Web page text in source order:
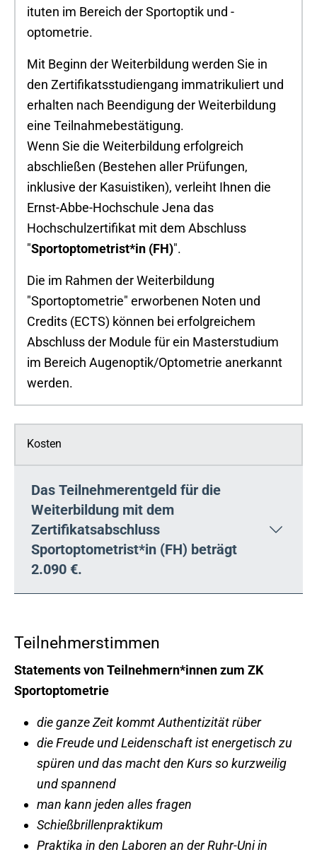
ituten im Bereich der Sportoptik und -
optometrie.
Mit Beginn der Weiterbildung werden Sie in
den Zertifikatsstudiengang immatrikuliert und
erhalten nach Beendigung der Weiterbildung
eine Teilnahmebestätigung.
Wenn Sie die Weiterbildung erfolgreich
abschließen (Bestehen aller Prüfungen,
inklusive der Kasuistiken), verleiht Ihnen die
Ernst-Abbe-Hochschule Jena das
Hochschulzertifikat mit dem Abschluss
"Sportoptometrist*in (FH)".
Die im Rahmen der Weiterbildung
"Sportoptometrie" erworbenen Noten und
Credits (ECTS) können bei erfolgreichem
Abschluss der Module für ein Masterstudium
im Bereich Augenoptik/Optometrie anerkannt
werden.
Kosten
Das Teilnehmerentgeld für die
Weiterbildung mit dem
Zertifikatsabschluss
Sportoptometrist*in (FH) beträgt
2.090 €.
Teilnehmerstimmen
Statements von Teilnehmern*innen zum ZK
Sportoptometrie
die ganze Zeit kommt Authentizität rüber
die Freude und Leidenschaft ist energetisch zu
spüren und das macht den Kurs so kurzweilig
und spannend
man kann jeden alles fragen
Schießbrillenpraktikum
Praktika in den Laboren an der Ruhr-Uni in